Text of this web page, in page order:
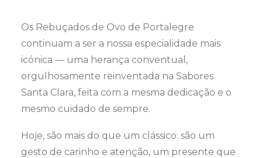
Os Rebuçados de Ovo de Portalegre
continuam a ser a nossa especialidade mais
icónica — uma herança conventual,
orgulhosamente reinventada na Sabores
Santa Clara, feita com a mesma dedicação e o
mesmo cuidado de sempre.
Hoje, são mais do que um clássico: são um
gesto de carinho e atenção, um presente que